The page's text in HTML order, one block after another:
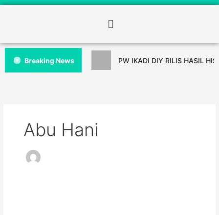
Breaking News PW IKADI DIY RILIS HASIL
Abu Hani